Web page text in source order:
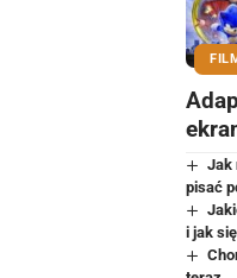
Jak
pisać
i jak